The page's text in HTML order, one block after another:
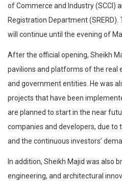
of Commerce and Industry (SCCI)
Registration Department
will continue until the evening of
After the official opening, Sheikh
pavilions and platforms of the real
and government entities. He was
projects that have been
are planned to start in the near
companies and developers, due to
and the continuous investors’
In addition, Sheikh Majid was also
engineering, and architectural